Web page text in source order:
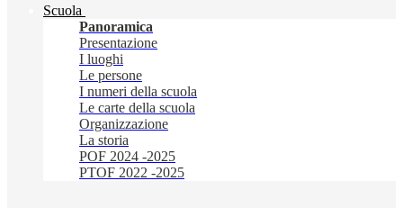
Scuola
Panoramica
Presentazione
I luoghi
Le persone
I numeri della scuola
Le carte della scuola
Organizzazione
La storia
POF 2024 -2025
PTOF 2022 -2025